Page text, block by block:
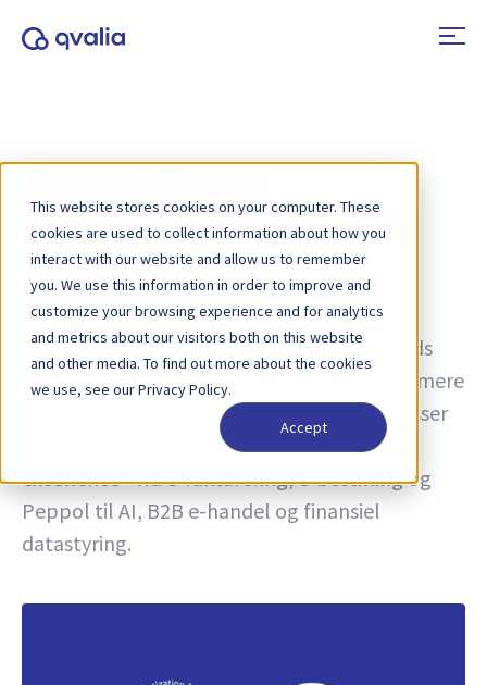
This website stores cookies on your computer. These
cookies are used to collect information about how you
interact with our website and allow us to remember
you. We use this information in order to improve and
customize your browsing experience and for analytics
and metrics about our visitors both on this website
and other media. To find out more about the cookies
we use, see our Privacy Policy.
Accept
teknologier og trends
Tag:
Indsigt i transaktioner, teknologier og trends
samt nyheder om produktopdateringer. Få mere
at vide om, hvordan du kan forbedre processer
og bruge transaktionsdata til operationel
excellence - fra e-fakturering, e-bestilling og
Peppol til AI, B2B e-handel og finansiel
datastyring.